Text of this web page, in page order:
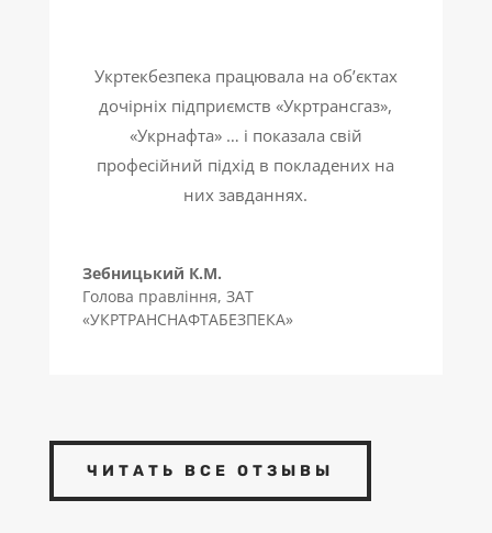
Укртекбезпека працювала на об’єктах
дочірніх підприємств «Укртрансгаз»,
«Укрнафта» … і показала свій
професійний підхід в покладених на
них завданнях.
Зебницький К.М.
Голова правління, ЗАТ
«УКРТРАНСНАФТАБЕЗПЕКА»
ЧИТАТЬ ВСЕ ОТЗЫВЫ